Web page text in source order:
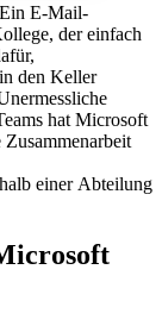
E-Mail-
der einfach
den Keller
hat Microsoft
einer Abteilung